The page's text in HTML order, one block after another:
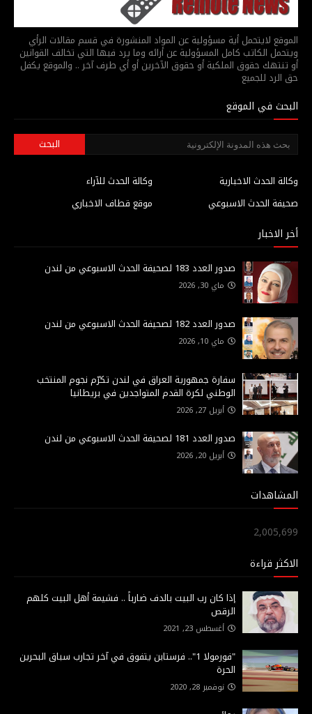
الموقع لايتحمل أية مسؤولية عن المواد المنشورة في قسم مقالات الرأي
ويتحمل الكاتب كامل المسؤولية عن أرائه وما يرد فيها التي تخالف القوانين
أو تنتهك حقوق الملكية أو حقوق الآخرين أو أي طرف آخر .. والموقع يكفل
حق الرد للجميع
البحث في الموقع
وكالة الحدث للآراء
وكالة الحدث الاخبارية
موقع قطاف الاخباري
صحيفة الحدث الاسبوعي
أخر الاخبار
صدور العدد 183 لصحيفة الحدث الاسبوعي من لندن
ماي 30, 2026
صدور العدد 182 لصحيفة الحدث الاسبوعي من لندن
ماي 10, 2026
سفارة جمهورية العراق في لندن تكرّم نجوم المنتخب
الوطني لكرة القدم المتواجدين في بريطانيا
أبريل 27, 2026
صدور العدد 181 لصحيفة الحدث الاسبوعي من لندن
أبريل 20, 2026
المشاهدات
2,005,699
الاكثر قراءة
إذا كان رب البيت بالدف ضارباً .. فشيمة أهل البيت كلهم
الرقص
أغسطس 23, 2021
"فورمولا 1".. فرستابن يتفوق في آخر تجارب سباق البحرين
الحرة
نوفمبر 28, 2020